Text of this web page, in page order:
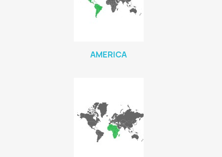
AMERICA